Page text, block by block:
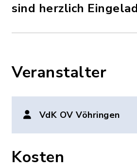
sind herzlich
Veranstalter
VdK OV Vöhringen
Kosten